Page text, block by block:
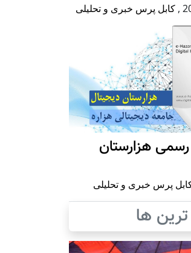
, کابل پرس خبری و تحلیلی
هزارستان
پرس خبری و تحلیلی
ترین ها